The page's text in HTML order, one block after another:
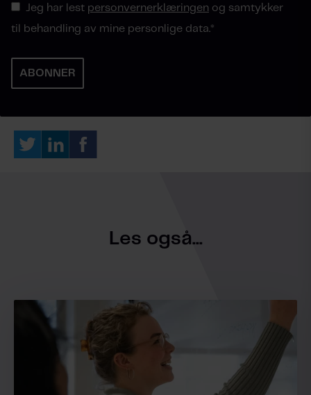
Jeg har lest personvernerklæringen og samtykker
til behandling av mine personlige data.*
Les også...